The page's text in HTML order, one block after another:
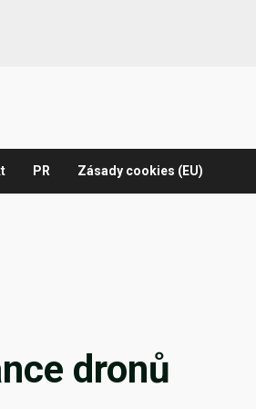
PR Zásady cookies (EU)
dronů